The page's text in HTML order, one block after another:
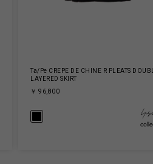
Ta/Pe CREPE DE CHINE R PLEATS
LAYERED SKIRT
￥ 96,800